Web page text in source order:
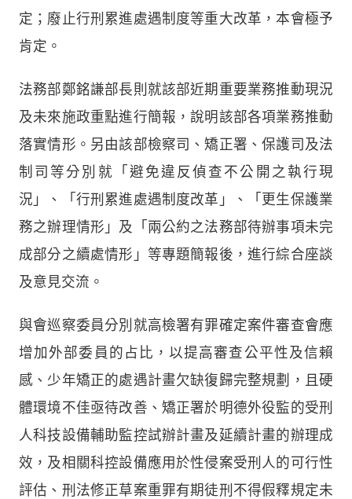
定；廢止行刑累進處遇制度等重大改革，本會極予
肯定。
法務部鄭銘謙部長則就該部近期重要業務推動現況
及未來施政重點進行簡報，說明該部各項業務推動
落實情形。另由該部檢察司、矯正署、保護司及法
制司等分別就「避免違反偵查不公開之執行現
況」、「行刑累進處遇制度改革」、「更生保護業
務之辦理情形」及「兩公約之法務部待辦事項未完
成部分之續處情形」等專題簡報後，進行綜合座談
及意見交流。
與會巡察委員分別就高檢署有罪確定案件審查會應
增加外部委員的占比，以提高審查公平性及信賴
感、少年矯正的處遇計畫欠缺復歸完整規劃，且硬
體環境不佳亟待改善、矯正署於明德外役監的受刑
人科技設備輔助監控試辦計畫及延續計畫的辦理成
效，及相關科控設備應用於性侵案受刑人的可行性
評估、刑法修正草案重罪有期徒刑不得假釋規定未